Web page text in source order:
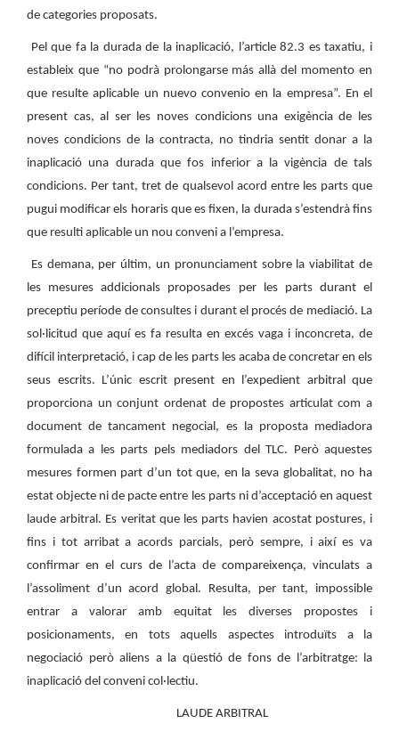
de categories proposats.
Pel que fa la durada de la inaplicació, l’article 82.3 es taxatiu, i
estableix que “no podrà prolongarse más allà del momento en
que resulte aplicable un nuevo convenio en la empresa”. En el
present cas, al ser les noves condicions una exigència de les
noves condicions de la contracta, no tindria sentit donar a la
inaplicació una durada que fos inferior a la vigència de tals
condicions. Per tant, tret de qualsevol acord entre les parts que
pugui modificar els horaris que es fixen, la durada s’estendrà fins
que resulti aplicable un nou conveni a l’empresa.
Es demana, per últim, un pronunciament sobre la viabilitat de
les mesures addicionals proposades per les parts durant el
preceptiu període de consultes i durant el procés de mediació. La
sol·licitud que aquí es fa resulta en excés vaga i inconcreta, de
difícil interpretació, i cap de les parts les acaba de concretar en els
seus escrits. L’únic escrit present en l’expedient arbitral que
proporciona un conjunt ordenat de propostes articulat com a
document de tancament negocial, es la proposta mediadora
formulada a les parts pels mediadors del TLC. Però aquestes
mesures formen part d’un tot que, en la seva globalitat, no ha
estat objecte ni de pacte entre les parts ni d’acceptació en aquest
laude arbitral. Es veritat que les parts havien acostat postures, i
fins i tot arribat a acords parcials, però sempre, i així es va
confirmar en el curs de l’acta de compareixença, vinculats a
l’assoliment d’un acord global. Resulta, per tant, impossible
entrar a valorar amb equitat les diverses propostes i
posicionaments, en tots aquells aspectes introduïts a la
negociació però aliens a la qüestió de fons de l’arbitratge: la
inaplicació del conveni col·lectiu.
LAUDE ARBITRAL